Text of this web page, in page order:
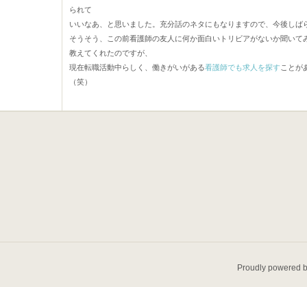
られて
いいなあ、と思いました。充分話のネタにもなりますので、今後し
そうそう、この前看護師の友人に何か面白いトリビアがないか聞い
教えてくれたのですが、
現在転職活動中らしく、働きがいがある看護師でも求人を探す ことが
（笑）
Proudly powered